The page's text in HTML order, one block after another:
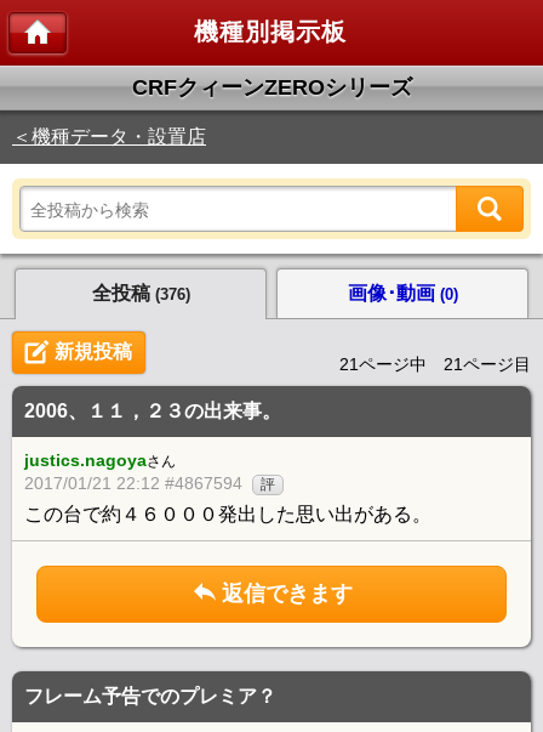
機種別掲示板
CRFクィーンZEROシリーズ
＜機種データ・設置店
全投稿 (376) 画像･動画 (0)
新規投稿
21ページ中 21ページ目
2006、１１，２３の出来事。
justics.nagoyaさん
2017/01/21 22:12 #4867594 評
この台で約４６０００発出した思い出がある。
返信できます
フレーム予告でのプレミア？